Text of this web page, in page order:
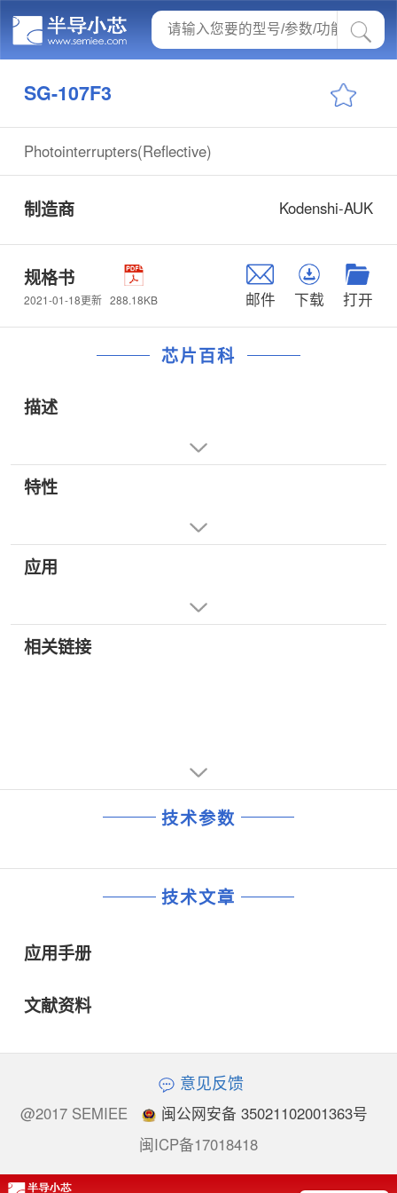
SG-107F3
Photointerrupters(Reflective)
制造商 Kodenshi-AUK
规格书
2021-01-18更新 288.18KB 邮件 下载 打开
芯片百科
描述
特性
应用
相关链接
技术参数
技术文章
应用手册
文献资料
意见反馈
@2017 SEMIEE
闽公网安备 35021102001363号
闽ICP备17018418